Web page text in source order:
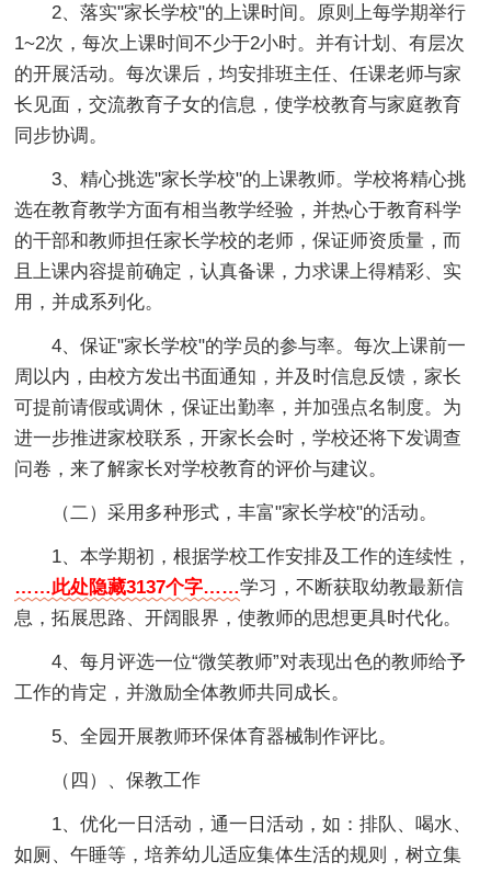
2、落实"家长学校"的上课时间。原则上每学期举行
1~2次，每次上课时间不少于2小时。并有计划、有层次
的开展活动。每次课后，均安排班主任、任课老师与家
长见面，交流教育子女的信息，使学校教育与家庭教育
同步协调。
3、精心挑选"家长学校"的上课教师。学校将精心挑
选在教育教学方面有相当教学经验，并热心于教育科学
的干部和教师担任家长学校的老师，保证师资质量，而
且上课内容提前确定，认真备课，力求课上得精彩、实
用，并成系列化。
4、保证"家长学校"的学员的参与率。每次上课前一
周以内，由校方发出书面通知，并及时信息反馈，家长
可提前请假或调休，保证出勤率，并加强点名制度。为
进一步推进家校联系，开家长会时，学校还将下发调查
问卷，来了解家长对学校教育的评价与建议。
（二）采用多种形式，丰富"家长学校"的活动。
1、本学期初，根据学校工作安排及工作的连续性，
……此处隐藏3137个字……学习，不断获取幼教最新信
息，拓展思路、开阔眼界，使教师的思想更具时代化。
4、每月评选一位“微笑教师”对表现出色的教师给予
工作的肯定，并激励全体教师共同成长。
5、全园开展教师环保体育器械制作评比。
（四）、保教工作
1、优化一日活动，通一日活动，如：排队、喝水、
如厕、午睡等，培养幼儿适应集体生活的规则，树立集